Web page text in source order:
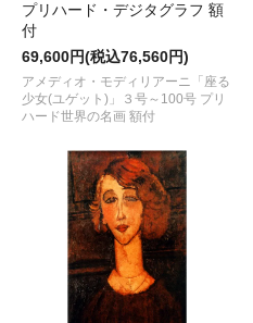
プリハード・デジタグラフ 額
付
69,600円(税込76,560円)
アメディオ・モディリアーニ「座る
少女(ユゲット)」３号～100号 プリ
ハード世界の名画 額付